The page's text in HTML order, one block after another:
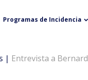
Programas de Incidencia
| Entrevista a